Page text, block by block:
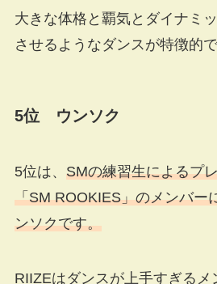
大きな体格と覇気とダイナミ
させるようなダンスが特徴的で
5位 ウンソク
5位は、 SMの練習生によるプ
「SM ROOKIES」のメンバー
ンソクです。
RIIZEはダンスが上手すぎるメ